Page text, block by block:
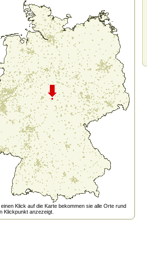
Klick auf die Karte bekommen sie alle Orte rund
Klickpunkt anzezeigt.